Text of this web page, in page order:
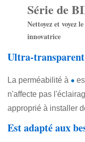
Série de
Nettoyez et voyez
innovatrice
Ultra-transparent
La perméabilité à ●
n'affecte pas
approprié à installer
Est adapté aux